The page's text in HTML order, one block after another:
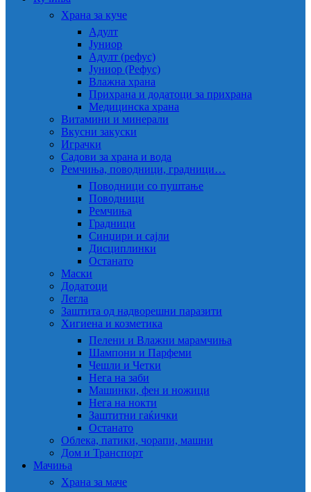
Храна за куче
Адулт
Јуниор
Адулт (рефус)
Јуниор (Рефус)
Влажна храна
Прихрана и додатоци за прихрана
Медицинска храна
Витамини и минерали
Вкусни закуски
Играчки
Садови за храна и вода
Ремчиња, поводници, градници…
Поводници со пуштање
Поводници
Ремчиња
Градници
Синџири и сајли
Дисциплинки
Останато
Маски
Додатоци
Легла
Заштита од надворешни паразити
Хигиена и козметика
Пелени и Влажни марамчиња
Шампони и Парфеми
Чешли и Четки
Нега на заби
Машинки, фен и ножици
Нега на нокти
Заштитни гаќички
Останато
Облека, патики, чорапи, машни
Дом и Транспорт
Мачиња
Храна за маче